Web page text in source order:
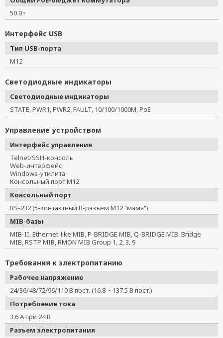
50 Вт
Интерфейс USB
Тип USB-порта
M12
Светодиодные индикаторы
Светодиодные индикаторы
STATE, PWR1, PWR2, FAULT, 10/100/1000M, PoE
Управление устройством
Интерфейс управления
Telnet/SSH-консоль
Web-интерфейс
Windows-утилита
Консольный порт M12
Консольный порт
RS-232 (5-контактный B-разъем M12 "мама")
MIB-базы
MIB-II, Ethernet-like MIB, P-BRIDGE MIB, Q-BRIDGE MIB, Bridge
MIB, RSTP MIB, RMON MIB Group 1, 2, 3, 9
Требования к электропитанию
Рабочее напряжение
24/36/48/72/96/110 В пост. (16.8 ~ 137.5 В пост.)
Потребление тока
3.6 А при 24 В
Разъем электропитания